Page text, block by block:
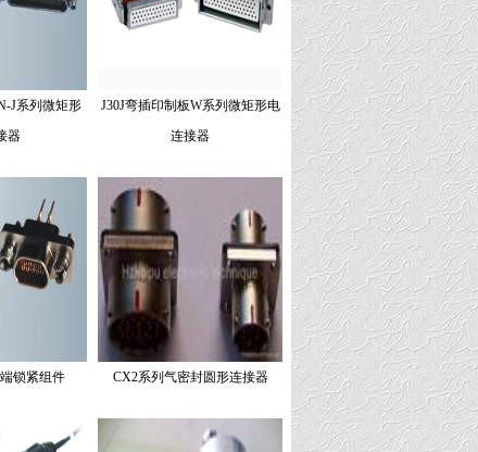
J系列微矩形
器
J30J弯插印制板W系列微矩形电
连接器
锁紧组件 CX2系列气密封圆形连接器